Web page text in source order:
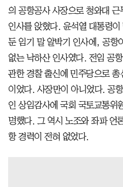
의 공항공사 사장으로 청와대
인사를 앉혔다. 윤석열 대통령
둔 임기 말 알박기 인사에, 공항
없는 낙하산 인사였다. 전임 공
관한 경찰 출신에 민주당으로
이었다. 사장만이 아니었다. 공
인 상임감사에 국회 국토교통위
명했다. 그 역시 노조와 좌파 언
항 경력이 전혀 없었다.